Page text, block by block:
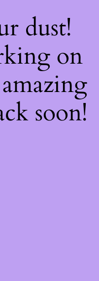
dust!
on
soon!